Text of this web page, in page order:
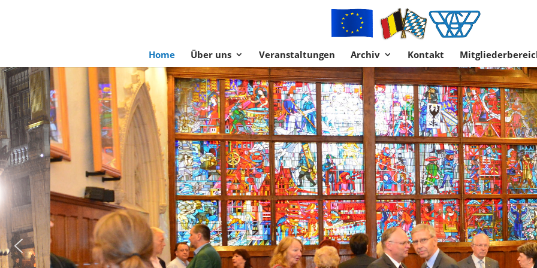
Home Über uns Veranstaltungen Archiv Kontakt